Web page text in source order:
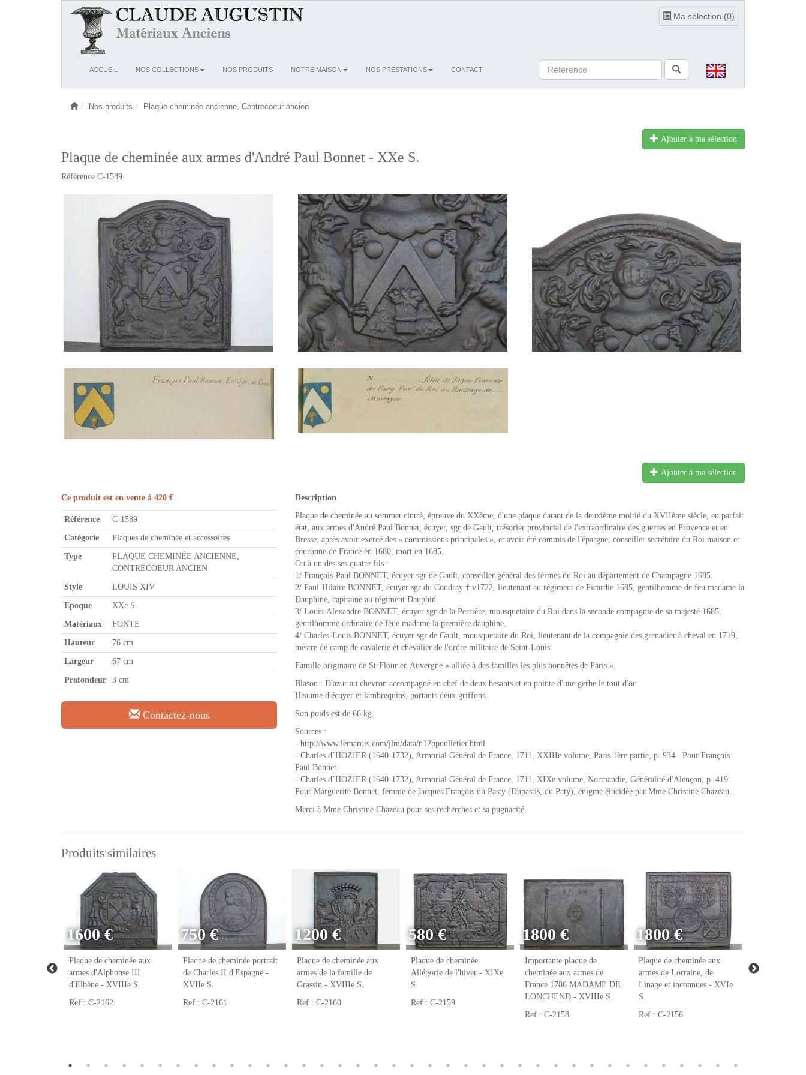
Ma sélection (0)
OuvrirACCUEIL NOS COLLECTIONS NOS PRODUITS NOTRE MAISON NOS PRESTATIONS CONTACT
Nos produits Plaque cheminée ancienne, Contrecoeur ancien
Ajouter à ma sélection
Plaque de cheminée aux armes d'André Paul Bonnet - XXe S.
Référence C-1589
Ajouter à ma sélection
Ce produit est en vente à 420 €
Référence C-1589
Catégorie Plaques de cheminée et accessoires
Type
PLAQUE CHEMINÉE ANCIENNE,
CONTRECOEUR ANCIEN
Style LOUIS XIV
Epoque XXe S.
Matériaux FONTE
Hauteur 76 cm
Largeur 67 cm
Profondeur 3 cm
Contactez-nous
Description
Plaque de cheminée au sommet cintré, épreuve du XXème, d'une plaque datant de la deuxième moitié du XVIIème siècle, en parfait
état, aux armes d'André Paul Bonnet, écuyer, sgr de Gault, trésorier provincial de l'extraordinaire des guerres en Provence et en
Bresse, après avoir exercé des « commissions principales », et avoir été commis de l'épargne, conseiller secrétaire du Roi maison et
couronne de France en 1680, mort en 1685.
Ou à un des ses quatre fils :
1/ François-Paul BONNET, écuyer sgr de Gault, conseiller général des fermes du Roi au département de Champagne 1685.
2/ Paul-Hilaire BONNET, écuyer sgr du Coudray † v1722, lieutenant au régiment de Picardie 1685, gentilhomme de feu madame la
Dauphine, capitaine au régiment Dauphin.
3/ Louis-Alexandre BONNET, écuyer sgr de la Perrière, mousquetaire du Roi dans la seconde compagnie de sa majesté 1685,
gentilhomme ordinaire de feue madame la première dauphine.
4/ Charles-Louis BONNET, écuyer sgr de Gault, mousquetaire du Roi, lieutenant de la compagnie des grenadier à cheval en 1719,
mestre de camp de cavalerie et chevalier de l'ordre militaire de Saint-Louis.
Famille originaire de St-Flour en Auvergne « alliée à des familles les plus honnêtes de Paris ».
Blason : D'azur au chevron accompagné en chef de deux besants et en pointe d'une gerbe le tout d'or.
Heaume d'écuyer et lambrequins, portants deux griffons.
Son poids est de 66 kg.
Sources :
- http://www.lemarois.com/jlm/data/n12bpoulletier.html
- Charles d’HOZIER (1640-1732), Armorial Général de France, 1711, XXIIIe volume, Paris 1ère partie, p. 934. Pour François
Paul Bonnet.
- Charles d’HOZIER (1640-1732), Armorial Général de France, 1711, XIXe volume, Normandie, Généralité d'Alençon, p. 419.
Pour Marguerite Bonnet, femme de Jacques François du Pasty (Dupastis, du Paty), énigme élucidée par Mme Christine Chazeau.
Merci à Mme Christine Chazeau pour ses recherches et sa pugnacité.
Produits similaires
1600 €
Plaque de cheminée aux
armes d'Alphonse III
d'Elbène - XVIIIe S.
Ref : C-2162
750 €
Plaque de cheminée portrait
de Charles II d'Espagne -
XVIIe S.
Ref : C-2161
1200 €
Plaque de cheminée aux
armes de la famille de
Grassin - XVIIIe S.
Ref : C-2160
580 €
Plaque de cheminée
Allégorie de l'hiver - XIXe
S.
Ref : C-2159
1800 €
Importante plaque de
cheminée aux armes de
France 1786 MADAME DE
LONCHEND - XVIIIe S.
Ref : C-2158
1800 €
Plaque de cheminée aux
armes de Lorraine, de
Linage et inconnues - XVIe
S.
Ref : C-2156
Plaque de
armes de